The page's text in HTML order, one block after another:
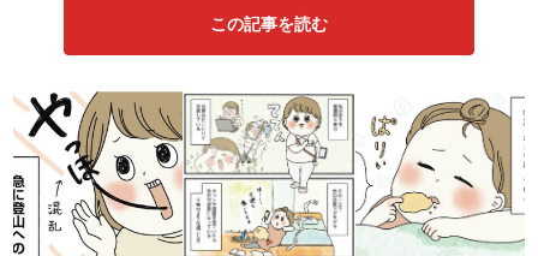
この記事を読む